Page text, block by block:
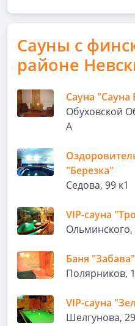
Сауны с
районе
Сауна "Сауна
Обуховской
А
"Березка"
Седова, 99 к1
VIP-сауна
Ольминского,
Баня "Забава"
Полярников,
VIP-сауна
Шелгунова,